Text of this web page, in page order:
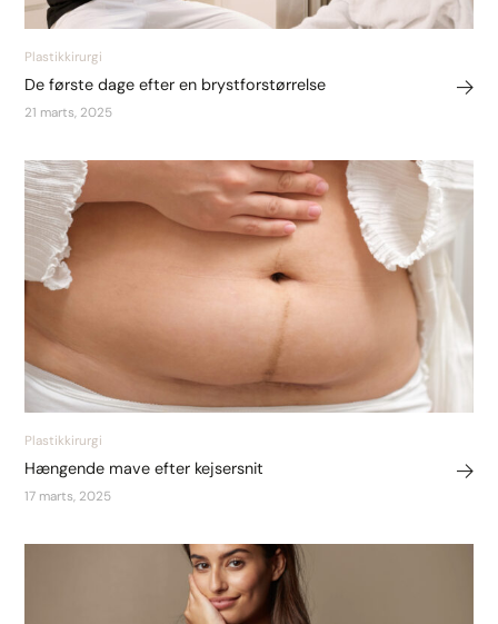
Plastikkirurgi
De første dage efter en brystforstørrelse
21 marts, 2025
Plastikkirurgi
Hængende mave efter kejsersnit
17 marts, 2025